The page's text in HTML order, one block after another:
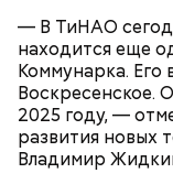
— В ТиНАО
находится еще
Коммунарка. Его
Воскресенское.
2025 году, —
развития новых
Владимир
Фото: Shutterstock